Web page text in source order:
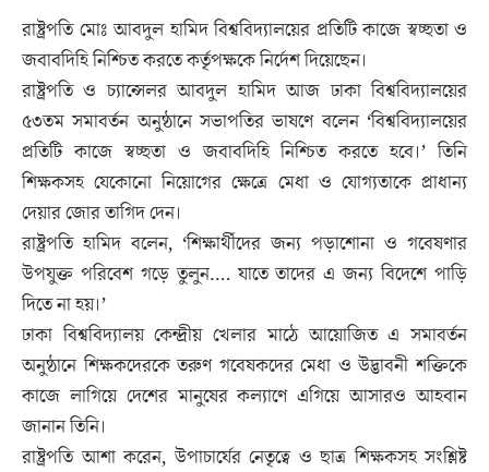
রাষ্ট্রপতি মোঃ আবদুল হামিদ বিশ্ববিদ্যালয়ের প্রতিটি কাজে স্বচ্ছতা ও
জবাবদিহি নিশ্চিত করতে কর্তৃপক্ষকে নির্দেশ দিয়েছেন।
রাষ্ট্রপতি ও চ্যান্সেলর আবদুল হামিদ আজ ঢাকা বিশ্ববিদ্যালয়ের
৫৩তম সমাবর্তন অনুষ্ঠানে সভাপতির ভাষণে বলেন ‘বিশ্ববিদ্যালয়ের
প্রতিটি কাজে স্বচ্ছতা ও জবাবদিহি নিশ্চিত করতে হবে।’ তিনি
শিক্ষকসহ যেকোনো নিয়োগের ক্ষেত্রে মেধা ও যোগ্যতাকে প্রাধান্য
দেয়ার জোর তাগিদ দেন।
রাষ্ট্রপতি হামিদ বলেন, ‘শিক্ষার্থীদের জন্য পড়াশোনা ও গবেষণার
উপযুক্ত পরিবেশ গড়ে তুলুন…. যাতে তাদের এ জন্য বিদেশে পাড়ি
দিতে না হয়।’
ঢাকা বিশ্ববিদ্যালয় কেন্দ্রীয় খেলার মাঠে আয়োজিত এ সমাবর্তন
অনুষ্ঠানে শিক্ষকদেরকে তরুণ গবেষকদের মেধা ও উদ্ভাবনী শক্তিকে
কাজে লাগিয়ে দেশের মানুষের কল্যাণে এগিয়ে আসারও আহবান
জানান তিনি।
রাষ্ট্রপতি আশা করেন, উপাচার্যের নেতৃত্বে ও ছাত্র শিক্ষকসহ সংশ্লিষ্ট